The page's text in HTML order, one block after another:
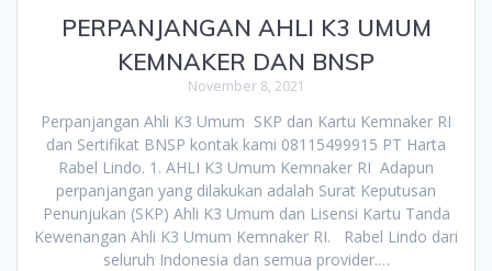
PERPANJANGAN AHLI K3 UMUM
KEMNAKER DAN BNSP
November 8, 2021
Perpanjangan Ahli K3 Umum SKP dan Kartu Kemnaker RI
dan Sertifikat BNSP kontak kami 08115499915 PT Harta
Rabel Lindo. 1. AHLI K3 Umum Kemnaker RI Adapun
perpanjangan yang dilakukan adalah Surat Keputusan
Penunjukan (SKP) Ahli K3 Umum dan Lisensi Kartu Tanda
Kewenangan Ahli K3 Umum Kemnaker RI. Rabel Lindo dari
seluruh Indonesia dan semua provider.…